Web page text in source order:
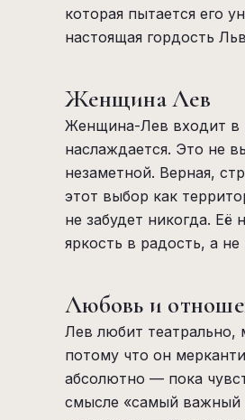
которая пытается его
настоящая гордость
Женщина Лев
Женщина-Лев входит в
наслаждается. Это не
незаметной. Верная,
этот выбор как
не забудет никогда. Её
яркость в радость, а не
Любовь и
Лев любит
потому что он
абсолютно — пока
смысле «самый важный